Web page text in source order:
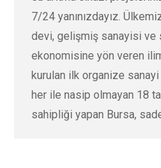
7/24 yanınızdayız.
devi, gelişmiş sanayisi ve
ekonomisine yön veren
kurulan ilk organize
her ile nasip olmayan 18
sahipliği yapan Bursa,